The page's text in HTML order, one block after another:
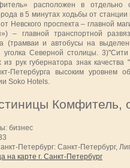
расположен в отдельно
в 5 минутах ходьбы от
Невского проспекта – главной
– главной транспортной
(трамваи и автобусы на
уголка Северной столицы.
из рук губернатора знак
Петербурга высоким уровнем
Soko Hotels.
Комфитель,
бизнес
Петербург: Санкт-Петербург,
на карте г. Санкт-Петербург